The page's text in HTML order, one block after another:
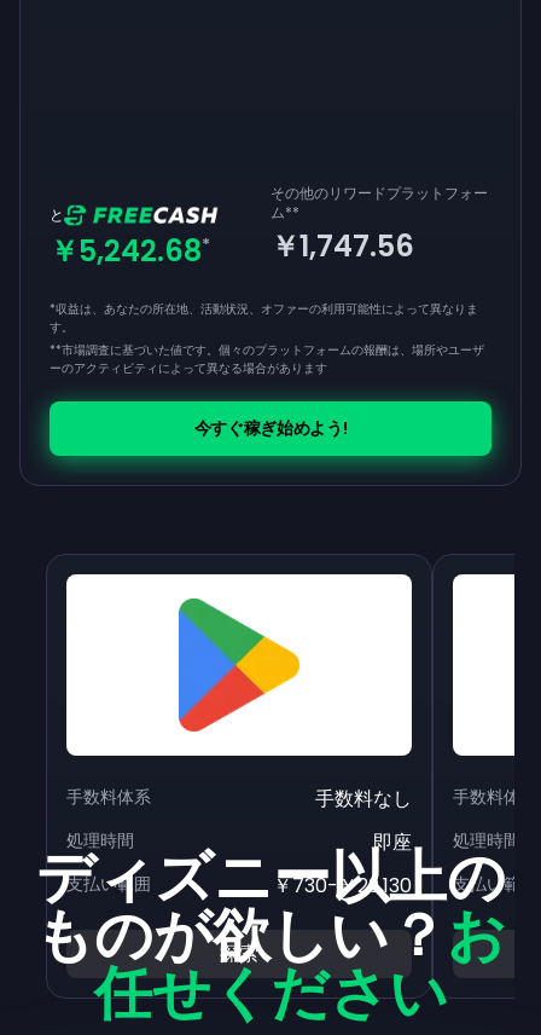
と
￥5,242.68*
その他のリワードプラットフォー
ム**
￥1,747.56
*収益は、あなたの所在地、活動状況、オファーの利用可能性によって異なりま
す。
**市場調査に基づいた値です。個々のプラットフォームの報酬は、場所やユーザ
ーのアクティビティによって異なる場合があります
今すぐ稼ぎ始めよう!
手数料体系 手数料なし
処理時間 即座
支払い範囲 ￥730-￥29,130
探索
手数料体系
処理時間
支払い範囲
ディズニー以上の
ものが欲しい？ お
任せください